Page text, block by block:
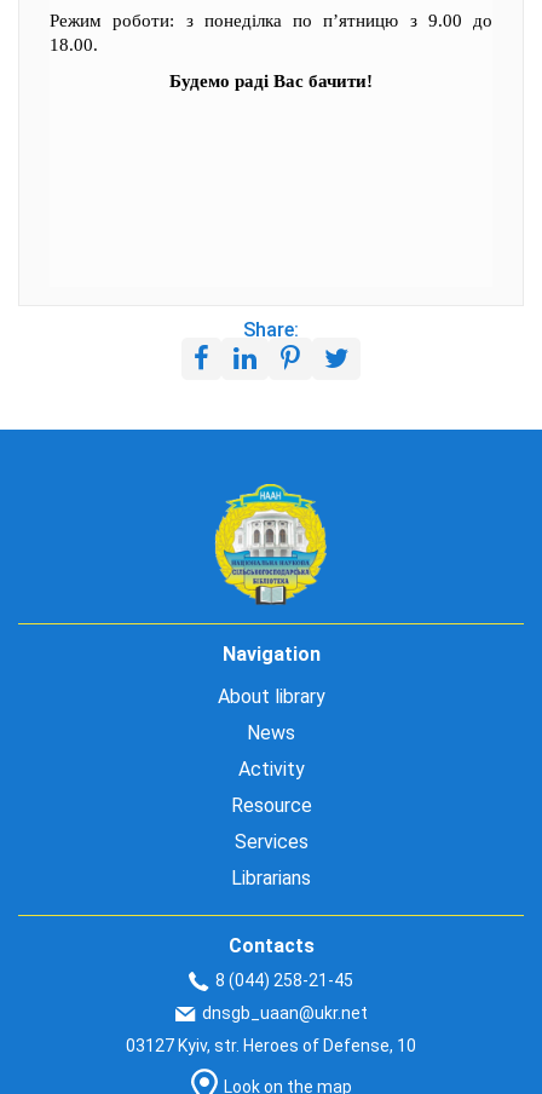
Режим роботи: з понеділка по п’ятницю з 9.00 до
18.00.
Будемо раді Вас бачити!
Share:
Navigation
About library
News
Activity
Resource
Services
Librarians
Contacts
8 (044) 258-21-45
dnsgb_uaan@ukr.net
03127 Kyiv, str. Heroes of Defense, 10
Look on the map